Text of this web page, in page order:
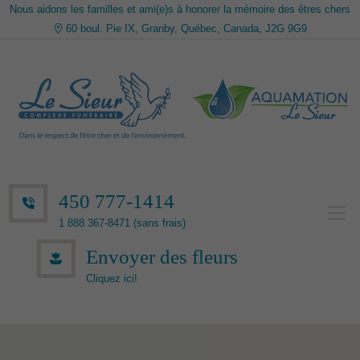
Nous aidons les familles et ami(e)s à honorer la mémoire des êtres chers
60 boul. Pie IX, Granby, Québec, Canada, J2G 9G9
450 777-1414
1 888 367-8471 (sans frais)
Envoyer des fleurs
Cliquez ici!